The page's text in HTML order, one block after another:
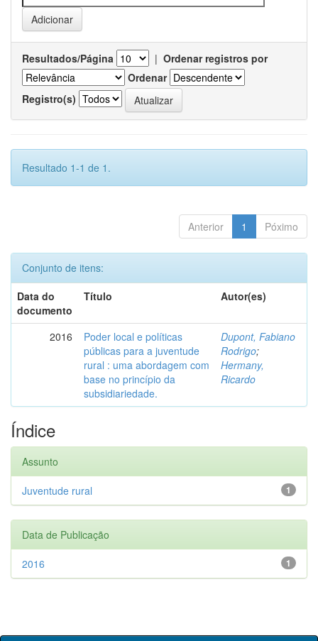
Resultados/Página | Ordenar registros por
Ordenar
Registro(s)
Resultado 1-1 de 1.
Anterior 1 Póximo
Conjunto de itens:
Data do
documento
Título Autor(es)
2016
Poder local e políticas
públicas para a juventude
rural : uma abordagem com
base no princípio da
subsidiariedade.
Dupont, Fabiano
Rodrigo;
Hermany,
Ricardo
Índice
Assunto
1
Juventude rural
Data de Publicação
1
2016